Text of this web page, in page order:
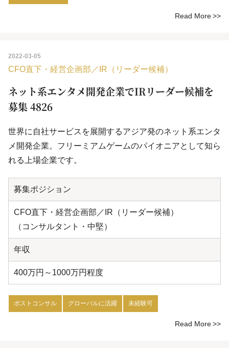
Read More
2022-03-05
CFO直下・経営企画部／IR（リーダー候補）
ネット系エンタメ開発企業でIRリーダー候補を
募集 4826
世界に自社サービスを展開するアジア発のネット系エンタ
メ開発企業。フリーミアムゲームのパイオニアとして知ら
れる上場企業です。
募集ポジション
CFO直下・経営企画部／IR（リーダー候補）
（コンサルタント・中堅）
年収
400万円～1000万円程度
ポストコンサル グローバルに活躍 未経験可
Read More